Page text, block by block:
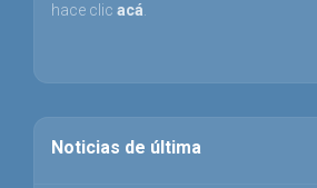
hace clic acá
Noticias de última